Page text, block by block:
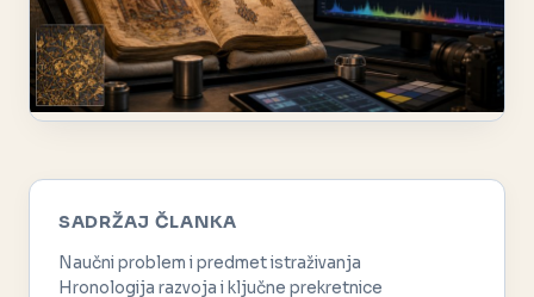
SADRŽAJ ČLANKA
Naučni problem i predmet istraživanja
Hronologija razvoja i ključne prekretnice